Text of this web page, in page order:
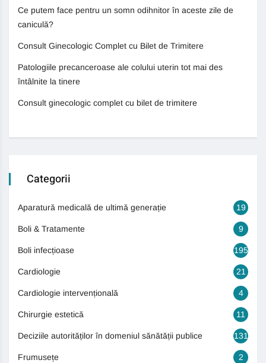
Ce putem face pentru un somn odihnitor în aceste zile de
caniculă?
Consult Ginecologic Complet cu Bilet de Trimitere
Patologiile precanceroase ale colului uterin tot mai des
întâlnite la tinere
Consult ginecologic complet cu bilet de trimitere
Categorii
Aparatură medicală de ultimă generație 19
Boli & Tratamente 9
Boli infecțioase 195
Cardiologie 21
Cardiologie intervențională 4
Chirurgie estetică 11
Deciziile autorităților în domeniul sănătății publice 131
Frumusețe 2